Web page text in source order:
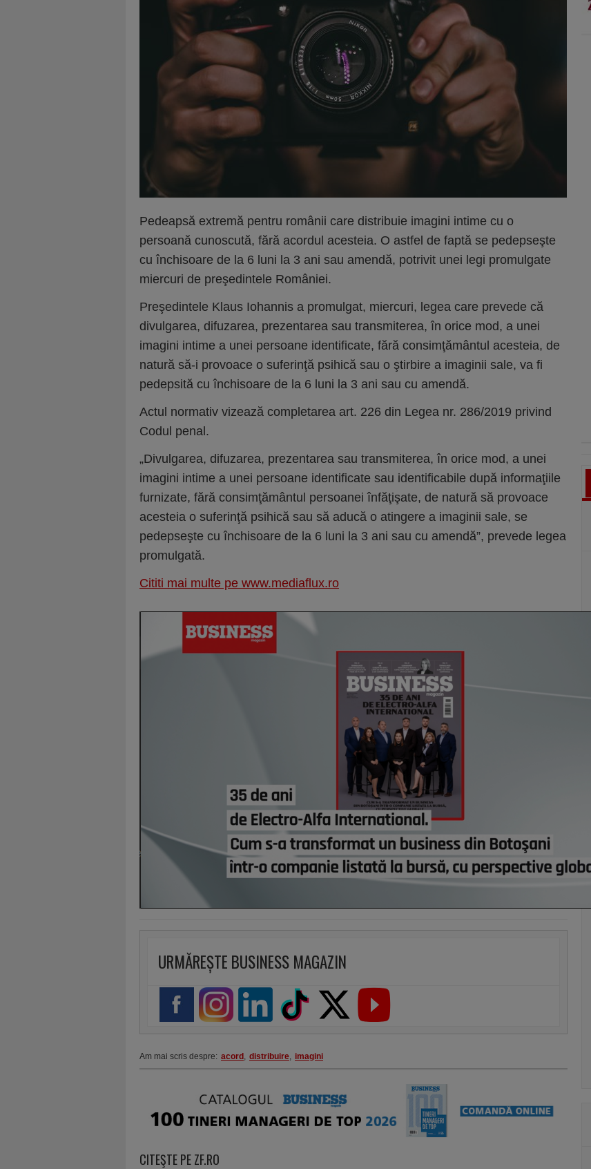
Pedeapsă extremă pentru românii care distribuie imagini intime cu o
persoană cunoscută, fără acordul acesteia. O astfel de faptă se pedepseşte
cu închisoare de la 6 luni la 3 ani sau amendă, potrivit unei legi promulgate
miercuri de preşedintele României.
Preşedintele Klaus Iohannis a promulgat, miercuri, legea care prevede că
divulgarea, difuzarea, prezentarea sau transmiterea, în orice mod, a unei
imagini intime a unei persoane identificate, fără consimţământul acesteia, de
natură să-i provoace o suferinţă psihică sau o ştirbire a imaginii sale, va fi
pedepsită cu închisoare de la 6 luni la 3 ani sau cu amendă.
Actul normativ vizează completarea art. 226 din Legea nr. 286/2019 privind
Codul penal.
„Divulgarea, difuzarea, prezentarea sau transmiterea, în orice mod, a unei
imagini intime a unei persoane identificate sau identificabile după informaţiile
furnizate, fără consimţământul persoanei înfăţişate, de natură să provoace
acesteia o suferinţă psihică sau să aducă o atingere a imaginii sale, se
pedepseşte cu închisoare de la 6 luni la 3 ani sau cu amendă”, prevede legea
promulgată.
Cititi mai multe pe www.mediaflux.ro
URMĂREȘTE BUSINESS MAGAZIN
Am mai scris despre: acord , distribuire, imagini
CITEŞTE PE ZF.RO